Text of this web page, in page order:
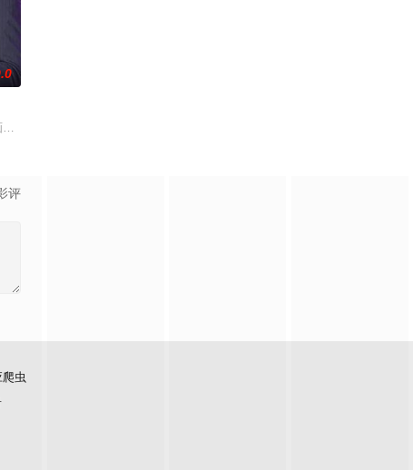
的新部门“GA
是一部办公室爱情故事，讲述拥有特殊能力的读心少女
评
虫